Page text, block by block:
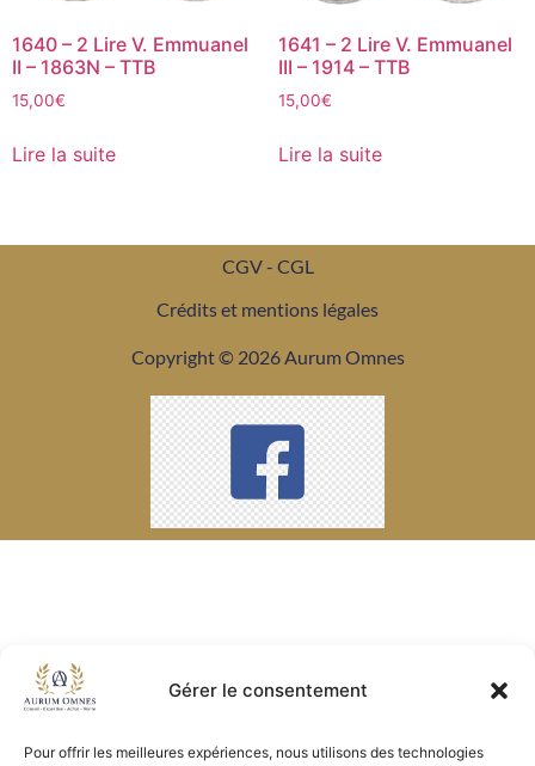
Gérer le consentement
Pour offrir les meilleures expériences, nous utilisons des technologies
1640 – 2 Lire V. Emmuanel
II – 1863N – TTB
15,00€
Lire la suite
1641 – 2 Lire V. Emmuanel
III – 1914 – TTB
15,00€
Lire la suite
CGV - CGL
Crédits et mentions légales
Copyright © 2026 Aurum Omnes